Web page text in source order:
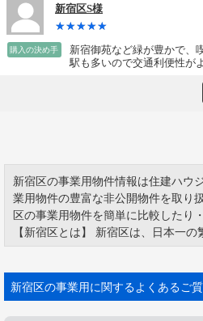
新宿区S様
購入の決め手
新宿御苑など緑が豊かで、
駅も多いので交通利便性が
新宿区の事業用物件情報は住建ハウ
業用物件の豊富な非公開物件を取り
区の事業用物件を簡単に比較したり
【新宿区とは】 新宿区は、日本一
新宿駅周辺は国内最大の商業地で、
治神宮外苑など、豊富な自然も残す
口は約33万1100人。面積18.23平方
新宿区の事業用に関するよくあるご